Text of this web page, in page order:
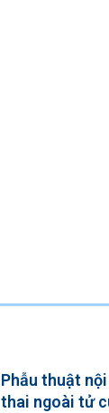
Phẫu thuật
thai ngoài tử